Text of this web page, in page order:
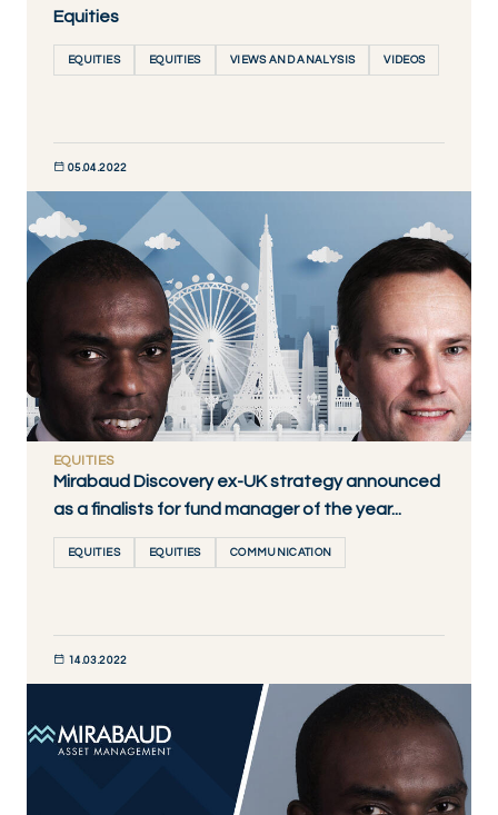
Equities
EQUITIES EQUITIES VIEWS AND ANALYSIS VIDEOS
05.04.2022
DÉCOUVRIR MAINTENANT
EQUITIES
Mirabaud Discovery ex-UK strategy announced
as a finalists for fund manager of the year...
EQUITIES EQUITIES COMMUNICATION
14.03.2022